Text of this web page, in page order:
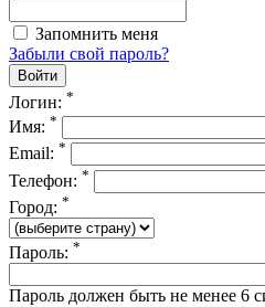
Запомнить меня
Забыли свой пароль?
Логин: *
Имя: *
Email: *
Телефон: *
Город: *
Пароль: *
Пароль должен быть не менее 6